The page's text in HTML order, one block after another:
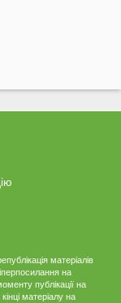
48 годин: вони
на Яблучний
на 1190 гривень
показали
магазинів:
матеріалів
на
публікації на
матеріалу на